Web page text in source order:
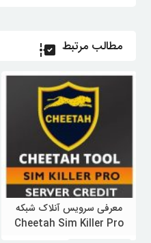
مطالب مرتبط
معرفی سرویس آنلاک شبکه
Cheetah Sim Killer Pro